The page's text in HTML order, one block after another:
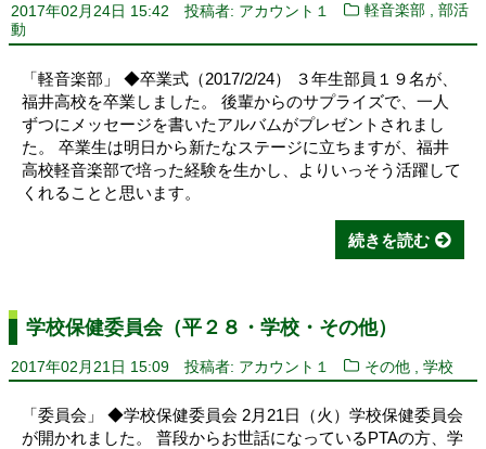
2017年02月24日 15:42 投稿者: アカウント１ 軽音楽部 ,部活
動
「軽音楽部」 ◆卒業式（2017/2/24） ３年生部員１９名が、
福井高校を卒業しました。 後輩からのサプライズで、一人
ずつにメッセージを書いたアルバムがプレゼントされまし
た。 卒業生は明日から新たなステージに立ちますが、福井
高校軽音楽部で培った経験を生かし、よりいっそう活躍して
くれることと思います。
続きを読む
学校保健委員会（平２８・学校・その他）
2017年02月21日 15:09 投稿者: アカウント１ その他 ,学校
「委員会」 ◆学校保健委員会 2月21日（火）学校保健委員会
が開かれました。 普段からお世話になっているPTAの方、学